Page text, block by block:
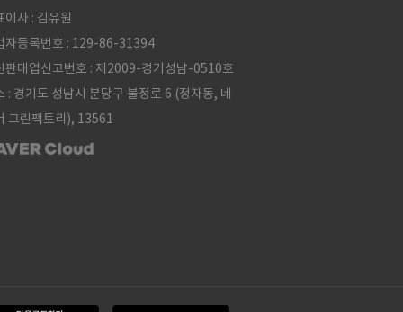
이사 : 김유원
자등록번호 : 129-86-31394
판매업신고번호 : 제2009-경기성남-0510호
: 경기도 성남시 분당구 불정로 6 (정자동, 네
그린팩토리), 13561